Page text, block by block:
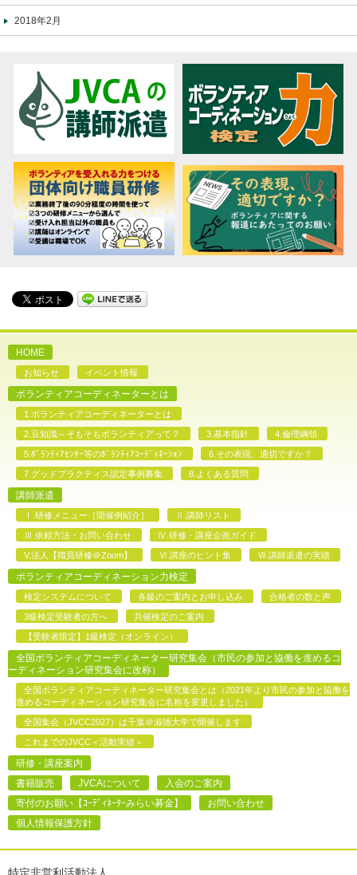
2018年2月
HOME
お知らせ イベント情報
ボランティアコーディネーターとは
1.ボランティアコーディネーターとは
2.豆知識～そもそもボランティアって？ 3.基本指針 4.倫理綱領
5.ﾎﾞﾗﾝﾃｨｱｾﾝﾀｰ等のﾎﾞﾗﾝﾃｨｱｺｰﾃﾞｨﾈｰｼｮﾝ 6.その表現、適切ですか？
7.グッドプラクティス認定事例募集 8.よくある質問
講師派遣
Ⅰ.研修メニュー［開催例紹介］ Ⅱ.講師リスト
Ⅲ.依頼方法・お問い合わせ Ⅳ.研修・講座企画ガイド
V.法人【職員研修＠Zoom】 Ⅵ.講座のヒント集 Ⅶ.講師派遣の実績
ボランティアコーディネーション力検定
検定システムについて 各級のご案内とお申し込み 合格者の数と声
3級検定受験者の方へ 共催検定のご案内
【受験者限定】1級検定（オンライン）
全国ボランティアコーディネーター研究集会（市民の参加と協働を進めるコ
ーディネーション研究集会に改称）
全国ボランティアコーディネーター研究集会とは（2021年より市民の参加と協働を
進めるコーディネーション研究集会に名称を変更しました）
全国集会（JVCC2027）は千葉＠淑徳大学で開催します
これまでのJVCC＜活動実績＞
研修・講座案内
書籍販売
JVCAについて
入会のご案内
寄付のお願い【ｺｰﾃﾞｨﾈｰﾀｰみらい募金】
お問い合わせ
個人情報保護方針